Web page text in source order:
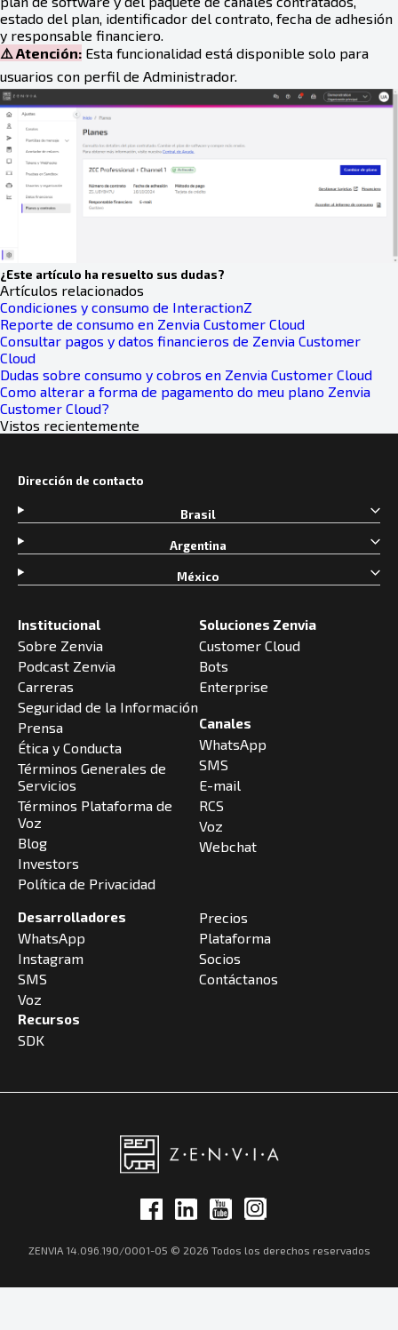
estado del plan, identificador del contrato, fecha de adhesión
y responsable financiero.
⚠️ Atención: Esta funcionalidad está disponible solo para
usuarios con perfil de Administrador.
¿Este artículo ha resuelto sus dudas?
Artículos relacionados
Condiciones y consumo de InteractionZ
Reporte de consumo en Zenvia Customer Cloud
Consultar pagos y datos financieros de Zenvia Customer
Cloud
Dudas sobre consumo y cobros en Zenvia Customer Cloud
Como alterar a forma de pagamento do meu plano Zenvia
Customer Cloud?
Vistos recientemente
Institucional
Sobre Zenvia
Podcast Zenvia
Carreras
Seguridad de la Información
Prensa
Ética y Conducta
Términos Generales de
Servicios
Términos Plataforma de
Voz
Blog
Investors
Política de Privacidad
Soluciones Zenvia
Customer Cloud
Bots
Enterprise
Canales
WhatsApp
SMS
E-mail
RCS
Voz
Webchat
Desarrolladores
WhatsApp
Instagram
SMS
Voz
Recursos
SDK
Precios
Plataforma
Socios
Contáctanos
Dirección de contacto
Brasil
Argentina
México
ZENVIA 14.096.190/0001-05 © 2026 Todos los derechos reservados